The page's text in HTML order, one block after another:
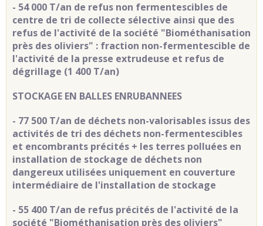
- 54 000 T/an de refus non fermentescibles de
centre de tri de collecte sélective ainsi que des
refus de l'activité de la société "Biométhanisation
près des oliviers" : fraction non-fermentescible de
l'activité de la presse extrudeuse et refus de
dégrillage (1 400 T/an)
STOCKAGE EN BALLES ENRUBANNEES
- 77 500 T/an de déchets non-valorisables issus des
activités de tri des déchets non-fermentescibles
et encombrants précités + les terres polluées en
installation de stockage de déchets non
dangereux utilisées uniquement en couverture
intermédiaire de l'installation de stockage
- 55 400 T/an de refus précités de l'activité de la
société "Biométhanisation près des oliviers"